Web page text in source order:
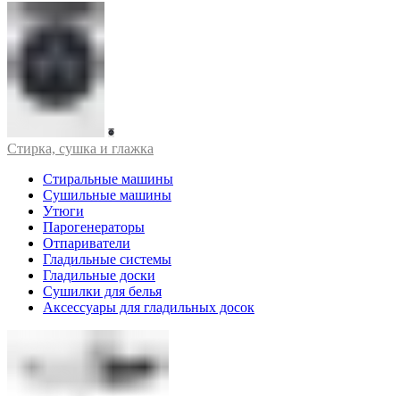
Стирка, сушка и глажка
Стиральные машины
Сушильные машины
Утюги
Парогенераторы
Отпариватели
Гладильные системы
Гладильные доски
Сушилки для белья
Аксессуары для гладильных досок